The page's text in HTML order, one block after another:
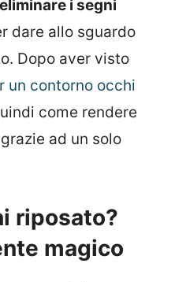
eliminare i segni
dare allo sguardo
Dopo aver visto
un contorno occhi
come rendere
ad un solo
riposato?
magico